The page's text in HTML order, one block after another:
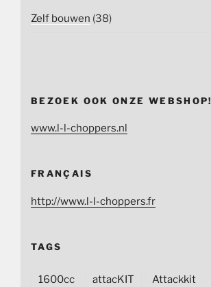
Zelf bouwen (38)
BEZOEK OOK ONZE WEBSHOP!
www.l-l-choppers.nl
FRANÇAIS
http://www.l-l-choppers.fr
TAGS
1600cc attacKIT Attackkit